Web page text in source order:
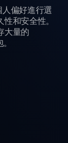
偏好進行選
和安全性。
大量的